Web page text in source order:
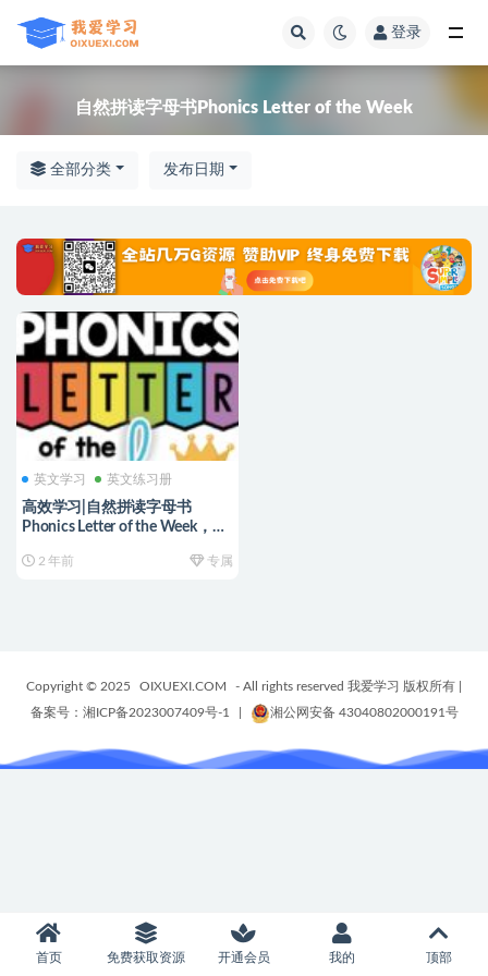
登录
自然拼读字母书Phonics Letter of the Week
全部分类 发布日期
英文学习 英文练习册
高效学习|自然拼读字母书
Phonics Letter of the Week，帮
编号【YA0152】
2 年前 专属
Copyright © 2025 OIXUEXI.COM - All rights reserved 我爱学习 版权所有
备案号：湘ICP备2023007409号-1
湘公网安备 43040802000191号
首页 免费获取资源 开通会员 我的 顶部